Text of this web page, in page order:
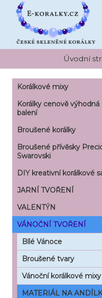
Úvodní
Korálkové mixy
Korálky cenově výhodná
balení
Broušené korálky
Broušené přívěsky
Swarovski
DIY kreativní korálkové
JARNÍ TVOŘENÍ
VALENTÝN
VÁNOČNÍ TVOŘENÍ
Bílé Vánoce
Broušené tvary
Vánoční korálkové mixy
MATERIÁL NA